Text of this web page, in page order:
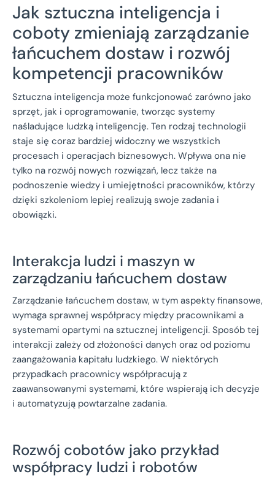
Jak sztuczna inteligencja i
coboty zmieniają zarządzanie
łańcuchem dostaw i rozwój
kompetencji pracowników
Sztuczna inteligencja może funkcjonować zarówno jako
sprzęt, jak i oprogramowanie, tworząc systemy
naśladujące ludzką inteligencję. Ten rodzaj technologii
staje się coraz bardziej widoczny we wszystkich
procesach i operacjach biznesowych. Wpływa ona nie
tylko na rozwój nowych rozwiązań, lecz także na
podnoszenie wiedzy i umiejętności pracowników, którzy
dzięki szkoleniom lepiej realizują swoje zadania i
obowiązki.
Interakcja ludzi i maszyn w
zarządzaniu łańcuchem dostaw
Zarządzanie łańcuchem dostaw, w tym aspekty finansowe,
wymaga sprawnej współpracy między pracownikami a
systemami opartymi na sztucznej inteligencji. Sposób tej
interakcji zależy od złożoności danych oraz od poziomu
zaangażowania kapitału ludzkiego. W niektórych
przypadkach pracownicy współpracują z
zaawansowanymi systemami, które wspierają ich decyzje
i automatyzują powtarzalne zadania.
Rozwój cobotów jako przykład
współpracy ludzi i robotów